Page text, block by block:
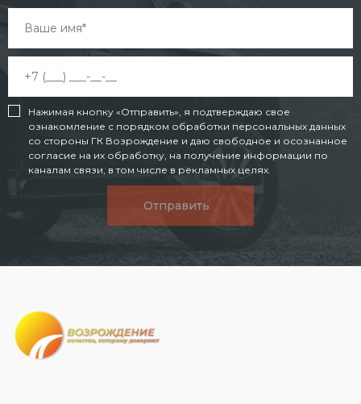
Нажимая кнопку «Отправить», я подтверждаю свое
ознакомление с порядком обработки персональных данных
со стороны ГК Возрождение и даю свободное и осознанное
согласие на их обработку, на получение информации по
каналам связи, в том числе в рекламных целях.
Отправить